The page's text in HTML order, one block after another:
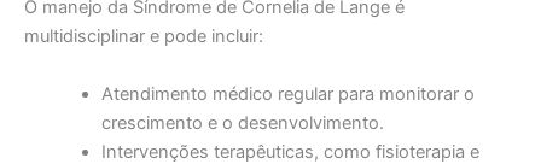
O manejo da Síndrome de Cornelia de Lange é
multidisciplinar e pode incluir:
Atendimento médico regular para monitorar o
crescimento e o desenvolvimento.
Intervenções terapêuticas, como fisioterapia e